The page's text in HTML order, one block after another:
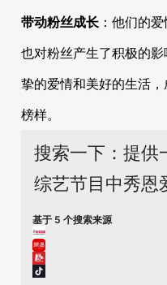
带动粉丝成长：他们的
也对粉丝产生了积极的
挚的爱情和美好的生活
榜样。
搜索一下：提供
综艺节目中秀恩
基于 5 个搜索来源